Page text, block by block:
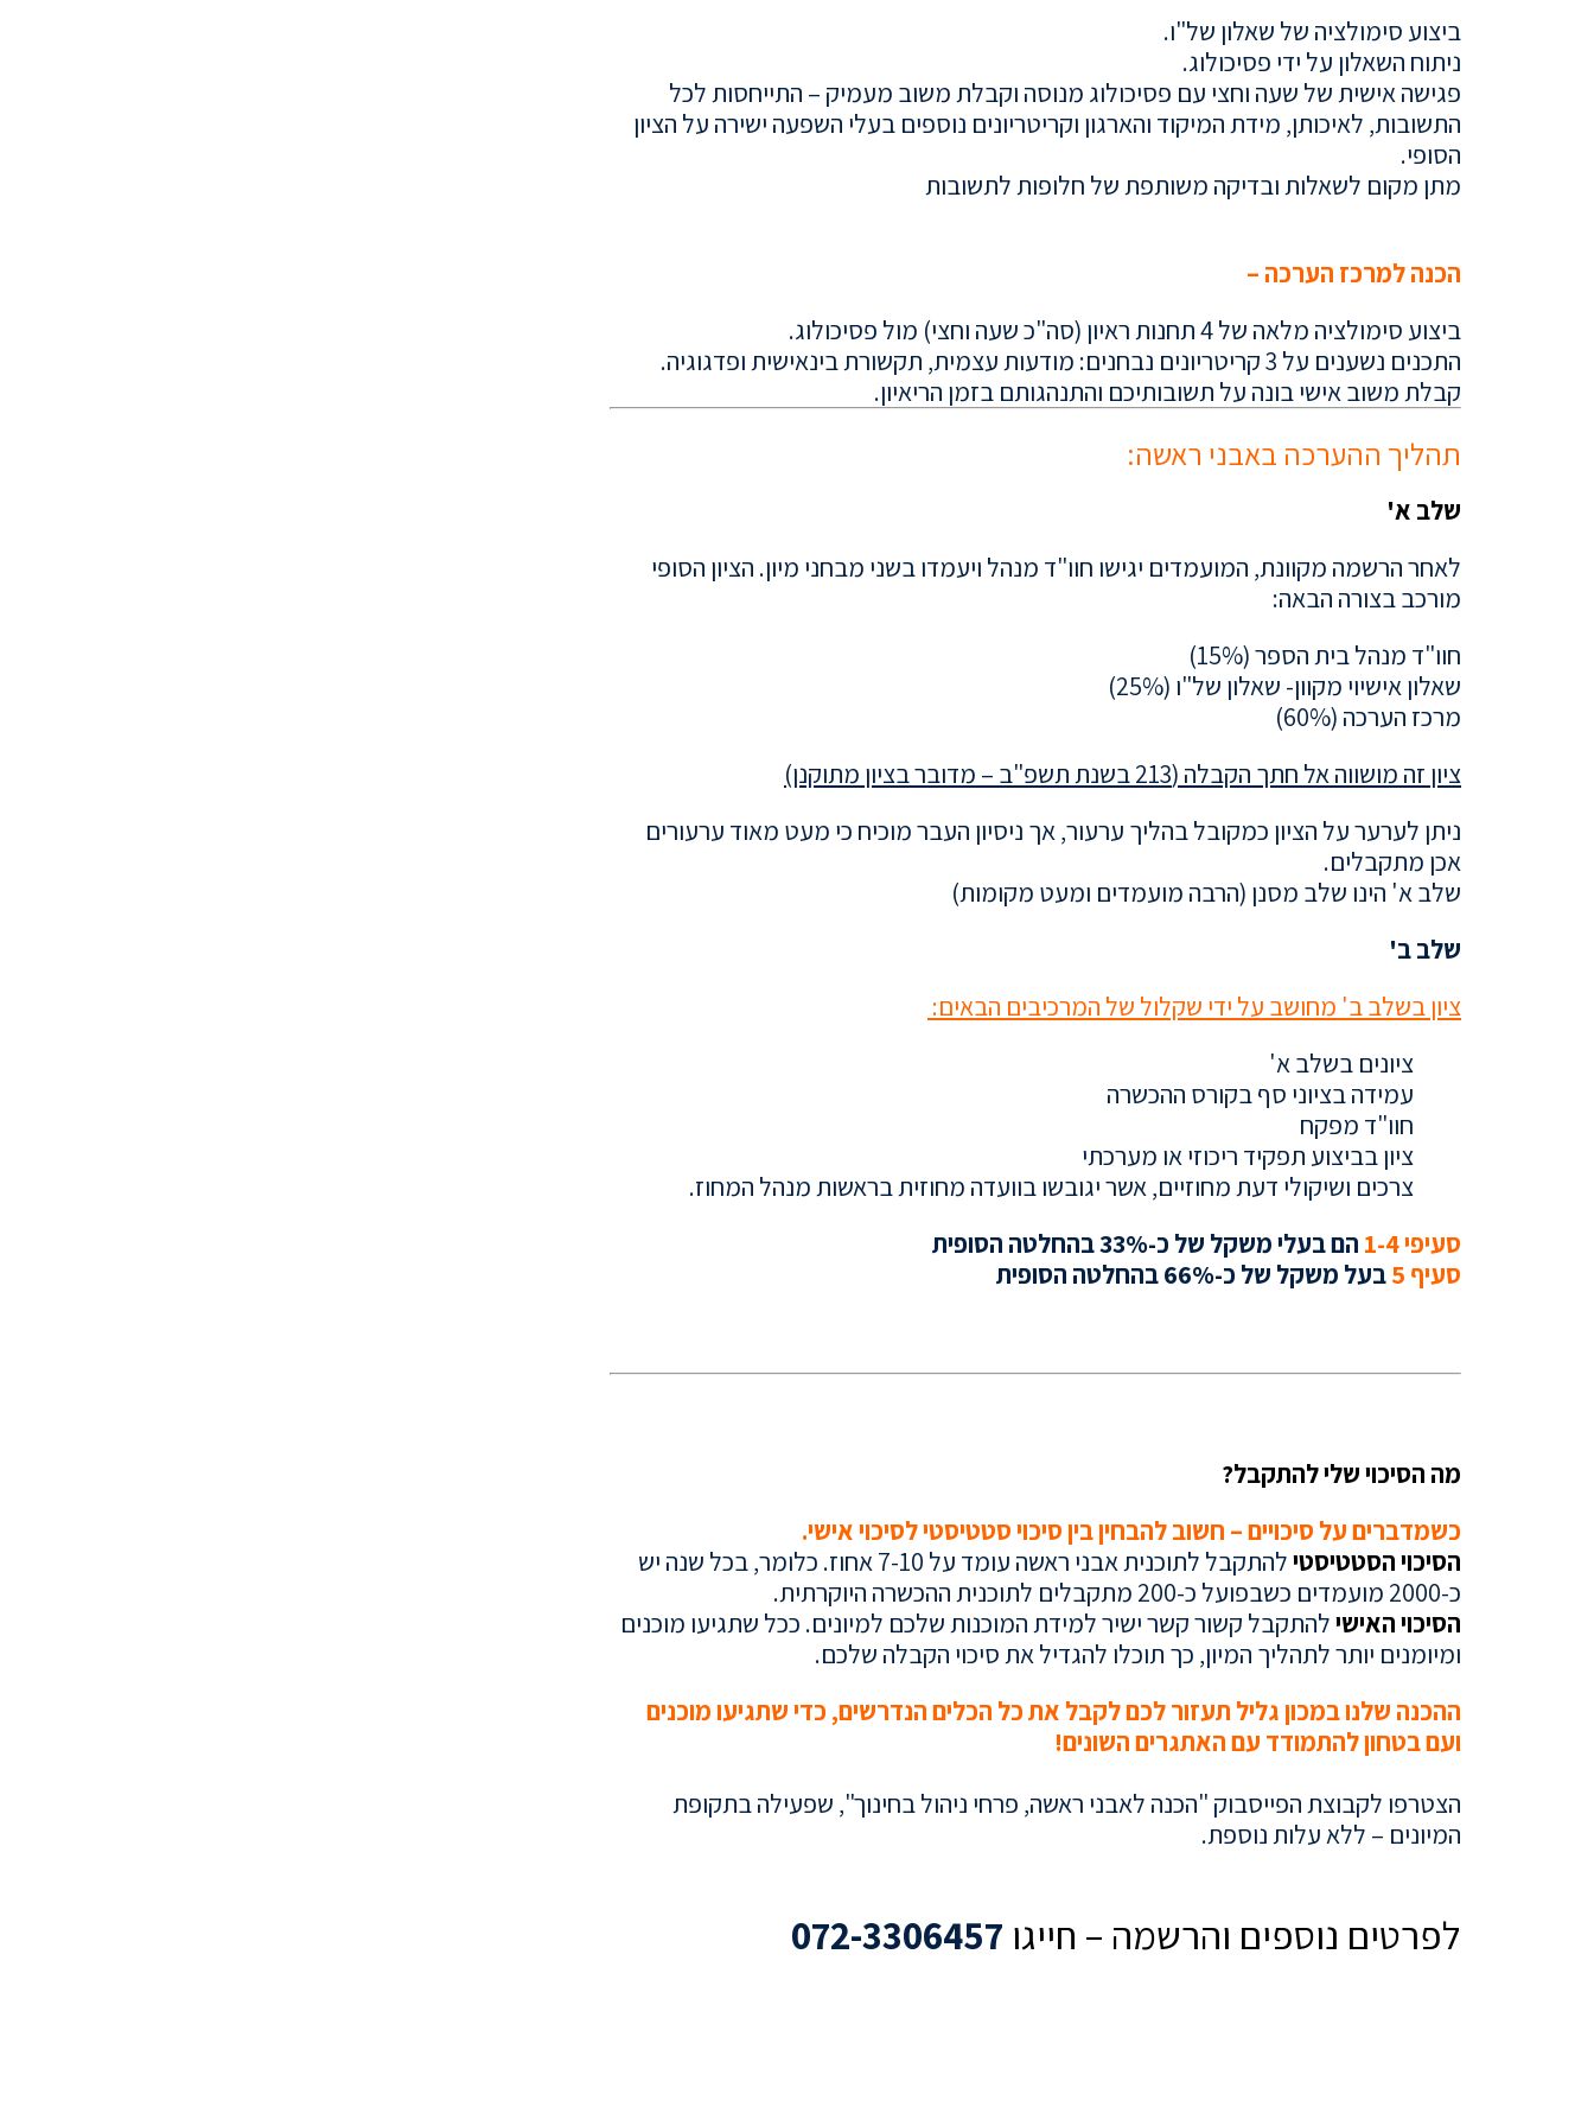
ביצוע סימולציה של שאלון של"ו.
ניתוח השאלון על ידי פסיכולוג.
פגישה אישית של שעה וחצי עם פסיכולוג מנוסה וקבלת משוב מעמיק – התייחסות לכל
התשובות, לאיכותן, מידת המיקוד והארגון וקריטריונים נוספים בעלי השפעה ישירה על הציון
הסופי.
מתן מקום לשאלות ובדיקה משותפת של חלופות לתשובות
הכנה למרכז הערכה –
ביצוע סימולציה מלאה של 4 תחנות ראיון (סה"כ שעה וחצי) מול פסיכולוג.
התכנים נשענים על 3 קריטריונים נבחנים: מודעות עצמית, תקשורת בינאישית ופדגוגיה.
קבלת משוב אישי בונה על תשובותיכם והתנהגותם בזמן הריאיון.
תהליך ההערכה באבני ראשה:
שלב א'
לאחר הרשמה מקוונת, המועמדים יגישו חוו"ד מנהל ויעמדו בשני מבחני מיון. הציון הסופי
מורכב בצורה הבאה:
חוו"ד מנהל בית הספר (15%)
שאלון אישיוי מקוון- שאלון של"ו (25%)
מרכז הערכה (60%)
ציון זה מושווה אל חתך הקבלה (213 בשנת תשפ"ב – מדובר בציון מתוקנן)
ניתן לערער על הציון כמקובל בהליך ערעור, אך ניסיון העבר מוכיח כי מעט מאוד ערעורים
אכן מתקבלים.
שלב א' הינו שלב מסנן (הרבה מועמדים ומעט מקומות)
שלב ב'
ציון בשלב ב' מחושב על ידי שקלול של המרכיבים הבאים:
ציונים בשלב א'
עמידה בציוני סף בקורס ההכשרה
חוו"ד מפקח
ציון בביצוע תפקיד ריכוזי או מערכתי
צרכים ושיקולי דעת מחוזיים, אשר יגובשו בוועדה מחוזית בראשות מנהל המחוז.
סעיפי 1-4
הם בעלי משקל של כ-33% בהחלטה הסופית
סעיף 5
בעל משקל של כ-66% בהחלטה הסופית
מה הסיכוי שלי להתקבל?
כשמדברים על סיכויים – חשוב להבחין בין סיכוי סטטיסטי לסיכוי אישי.
הסיכוי הסטטיסטי
להתקבל לתוכנית אבני ראשה עומד על 7-10 אחוז. כלומר, בכל שנה יש
כ-2000 מועמדים כשבפועל כ-200 מתקבלים לתוכנית ההכשרה היוקרתית.
הסיכוי האישילהתקבל קשור קשר ישיר למידת המוכנות שלכם למיונים. ככל שתגיעו מוכנים
ומיומנים יותר לתהליך המיון, כך תוכלו להגדיל את סיכוי הקבלה שלכם.
ההכנה שלנו במכון גליל תעזור לכם לקבל את כל הכלים הנדרשים, כדי שתגיעו מוכנים
ועם בטחון להתמודד עם האתגרים השונים!
הצטרפו לקבוצת הפייסבוק "הכנה לאבני ראשה, פרחי ניהול בחינוך", שפעילה בתקופת
המיונים – ללא עלות נוספת.
לפרטים נוספים והרשמה – חייגו 072-3306457